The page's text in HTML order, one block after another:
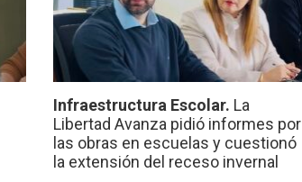
Infraestructura Escolar. La
Libertad Avanza pidió informes por
las obras en escuelas y cuestionó
la extensión del receso invernal